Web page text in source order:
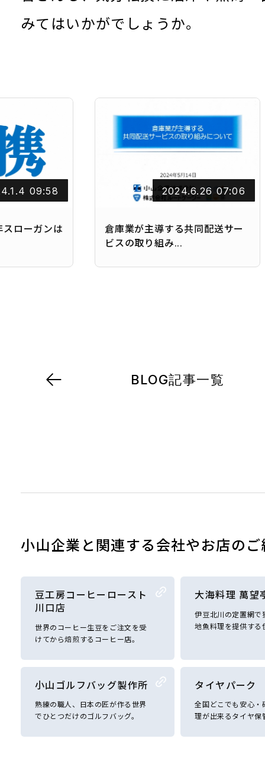
みてはいかがでしょうか。
09:58
ローガンは
2024.6.26 07:06
倉庫業が主導する共同配送サー
ビスの取り組み...
BLOG記事一覧
小山企業と関連する会社やお店の
豆工房コーヒーロースト
川口店
世界のコーヒー生豆をご注文を受
けてから焙煎するコーヒー店。
大海料理 萬望
伊豆北川の定置網で
地魚料理を提供する
小山ゴルフバッグ製作所
熟練の職人、日本の匠が作る世界
でひとつだけのゴルフバッグ。
タイヤパーク
全国どこでも安心・
理が出来るタイヤ保